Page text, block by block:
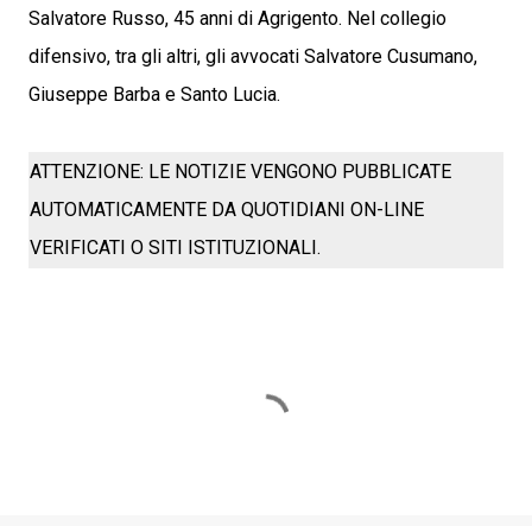
Salvatore Russo, 45 anni di Agrigento. Nel collegio
difensivo, tra gli altri, gli avvocati Salvatore Cusumano,
Giuseppe Barba e Santo Lucia.
ATTENZIONE: LE NOTIZIE VENGONO PUBBLICATE
AUTOMATICAMENTE DA QUOTIDIANI ON-LINE
VERIFICATI O SITI ISTITUZIONALI.